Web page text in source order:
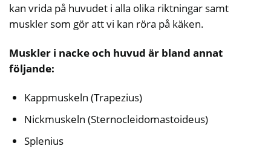
kan vrida på huvudet i alla olika riktningar samt
muskler som gör att vi kan röra på käken.
Muskler i nacke och huvud är bland annat
följande:
Kappmuskeln (Trapezius)
Nickmuskeln (Sternocleidomastoideus)
Splenius